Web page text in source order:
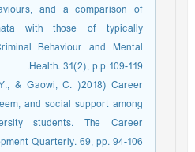
and a comparison of
with those of typically
Behaviour and Mental
Health. 31(2), p.p 109-119.
& Gaowi, C. )2018) Career
and social support among
students. The Career
Quarterly. 69, pp. 94-106.